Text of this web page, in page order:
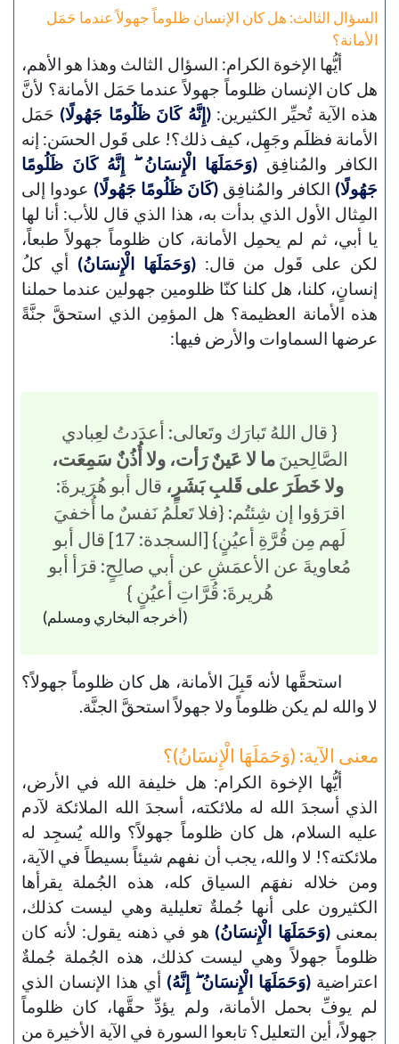
السؤال الثالث: هل كان الإنسان ظلوماً جهولاً عندما حَمَل
الأمانة؟
أيُّها الإخوة الكرام: السؤال الثالث وهذا هو الأهم،
هل كان الإنسان ظلوماً جهولاً عندما حَمَل الأمانة؟ لأنَّ
هذه الآية تُحيِّر الكثيرين:(إِنَّهُ كَانَ ظَلُومًا جَهُولًا) حَمَل
الأمانة فظلَم وجَهِل، كيف ذلك؟! على قَول الحسَن: إنه
الكافر والمُنافِق(وَحَمَلَهَا الْإِنسَانُ ۖ إِنَّهُ كَانَ ظَلُومًا
جَهُولًا) الكافر والمُنافِق (كَانَ ظَلُومًا جَهُولًا) عودوا إلى
المِثال الأول الذي بدأت به، هذا الذي قال للأب: أنا لها
يا أبي، ثم لم يحمِل الأمانة، كان ظلوماً جهولاً طبعاً،
لكن على قَول من قال:(وَحَمَلَهَا الْإِنسَانُ) أي كلُ
إنسانٍ، كلنا، هل كلنا كنّا ظلومين جهولين عندما حملنا
هذه الأمانة العظيمة؟ هل المؤمِن الذي استحقَّ جنَّةً
عرضها السماوات والأرض فيها:
{ قال اللهُ تَبارَك وتَعالى: أعدَدتُ لعِبادي
الصَّالِحينَما لا عَينٌ رَأت، ولا أُذُنٌ سَمِعَت،
ولا خَطَرَ على قَلبِ بَشَرٍ، قال أبو هُرَيرةَ:
اقرَؤوا إن شِئتُم: {فلا تَعلَمُ نَفسٌ ما أُخفيَ
لَهم مِن قُرَّةِ أعيُنٍ} [السجدة: 17] قال أبو
مُعاويةَ عن الأعمَشِ عن أبي صالِحٍ: قرَأ أبو
هُريرةَ: قُرَّاتِ أعيُنٍ }
(أخرجه البخاري ومسلم)
استحقَّها لأنه قَبِلَ الأمانة، هل كان ظلوماً جهولاً؟
لا والله لم يكن ظلوماً ولا جهولاً استحقَّ الجنَّة.
معنى الآية: (وَحَمَلَهَا الْإِنسَانُ)؟
أيُّها الإخوة الكرام: هل خليفة الله في الأرض،
الذي أسجدَ الله له ملائكته، أسجدَ الله الملائكة لآدم
عليه السلام، هل كان ظلوماً جهولاً؟ والله يُسجِد له
ملائكته؟! لا والله، يجب أن نفهم شيئاً بسيطاً في الآية،
ومن خلاله نفهَم السياق كله، هذه الجُملة يقرأها
الكثيرون على أنها جُملةٌ تعليلية وهي ليست كذلك،
بمعنى(وَحَمَلَهَا الْإِنسَانُ) هو في ذهنه يقول: لأنه كان
ظلوماً جهولاً وهي ليست كذلك، هذه الجُملة جُملةٌ
اعتراضية (وَحَمَلَهَا الْإِنسَانُ ۖ إِنَّهُ) أي هذا الإنسان الذي
لم يوفِّ بحمل الأمانة، ولم يؤدِّ حقَّها، كان ظلوماً
جهولاً، أين التعليل؟ تابعوا السورة في الآية الأخيرة من